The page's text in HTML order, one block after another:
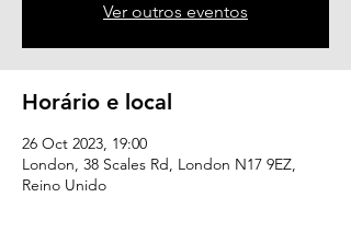
Ver outros eventos
Horário e local
26 Oct 2023, 19:00
London, 38 Scales Rd, London N17 9EZ,
Reino Unido